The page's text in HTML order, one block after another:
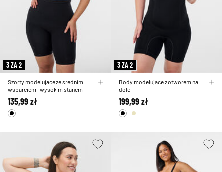
3 ZA 2
Szorty modelujace ze srednim
wsparciem i wysokim stanem
135,99 zł
3 ZA 2
Body modelujace z otworem na
dole
199,99 zł